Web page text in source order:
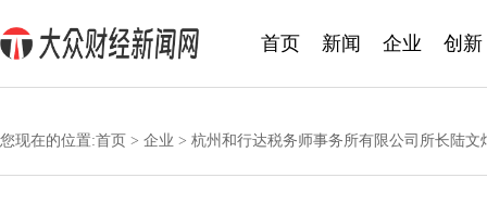
首页 新闻 企业 创新
您现在的位置:首页 > 企业 > 杭州和行达税务师事务所有限公司所长陆文